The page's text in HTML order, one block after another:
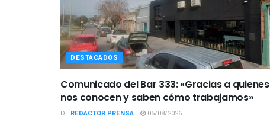
DESTACADOS
Comunicado del Bar 333: «Gracias a quienes
nos conocen y saben cómo trabajamos»
DE REDACTOR PRENSA 05/08/2026